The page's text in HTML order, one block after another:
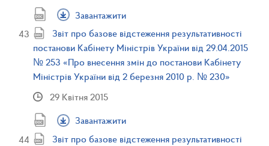
Завантажити
Звіт про базове відстеження результативності
постанови Кабінету Міністрів України від 29.04.2015
№ 253 «Про внесення змін до постанови Кабінету
Міністрів України від 2 березня 2010 р. № 230»
29 Квітня 2015
Завантажити
Звіт про базове відстеження результативності